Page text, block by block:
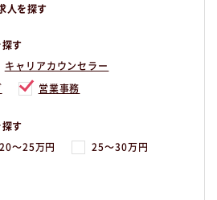
人を探す
す
キャリアカウンセラー
営業事務
す
20〜25万円 25〜30万円